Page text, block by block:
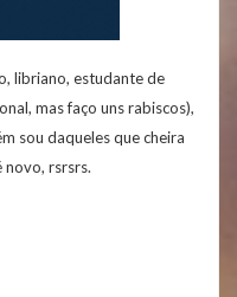
libriano, estudante de
mas faço uns rabiscos),
sou daqueles que cheira
rsrsrs.